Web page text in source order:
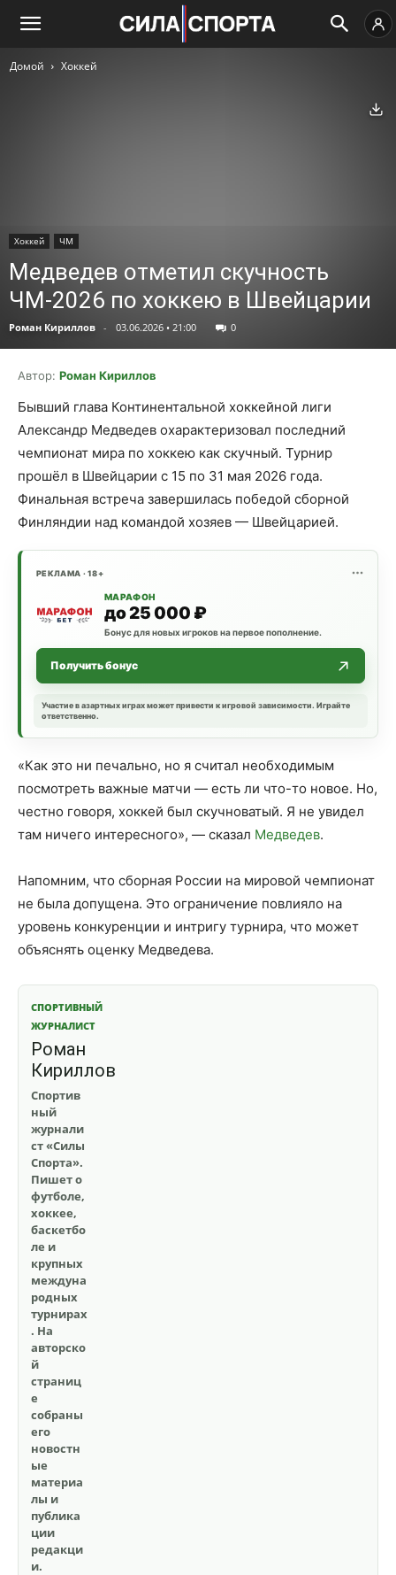
Домой Хоккей
Хоккей ЧМ
Медведев отметил скучность
ЧМ-2026 по хоккею в Швейцарии
Роман Кириллов - 03.06.2026 • 21:00 0
Автор: Роман Кириллов
Бывший глава Континентальной хоккейной лиги
Александр Медведев охарактеризовал последний
чемпионат мира по хоккею как скучный. Турнир
прошёл в Швейцарии с 15 по 31 мая 2026 года.
Финальная встреча завершилась победой сборной
Финляндии над командой хозяев — Швейцарией.
РЕКЛАМА · 18+
МАРАФОН
до 25 000 ₽
Бонус для новых игроков на первое пополнение.
Получить бонус
Участие в азартных играх может привести к игровой зависимости. Играйте
ответственно.
«Как это ни печально, но я считал необходимым
посмотреть важные матчи — есть ли что-то новое. Но,
честно говоря, хоккей был скучноватый. Я не увидел
там ничего интересного», — сказал Медведев.
Напомним, что сборная России на мировой чемпионат
не была допущена. Это ограничение повлияло на
уровень конкуренции и интригу турнира, что может
объяснять оценку Медведева.
СПОРТИВНЫЙ
ЖУРНАЛИСТ
Роман
Кириллов
Спортив
ный
журнали
ст «Силы
Спорта».
Пишет о
футболе,
хоккее,
баскетбо
ле и
крупных
междуна
родных
турнирах
. На
авторско
й
страниц
е
собраны
его
новостн
ые
материа
лы и
публика
ции
редакци
и.